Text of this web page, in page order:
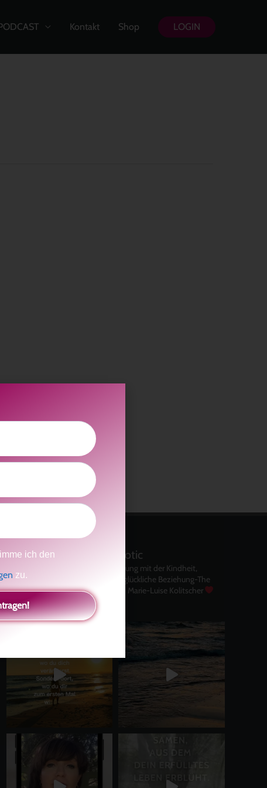
Kontakt Shop LOGIN
kolitscher.by.biotic
Selbstliebe, Aussöhnung mit der Kindheit,
Potenzial entfalten, glückliche Beziehung-The
Master KeyAsha und Marie-Luise Kolitscher
Sisterlove
ich den
zu.